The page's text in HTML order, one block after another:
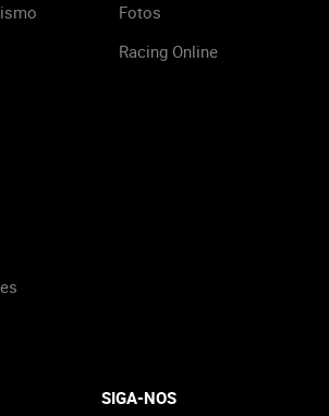
Fotos
Racing Online
SIGA-NOS